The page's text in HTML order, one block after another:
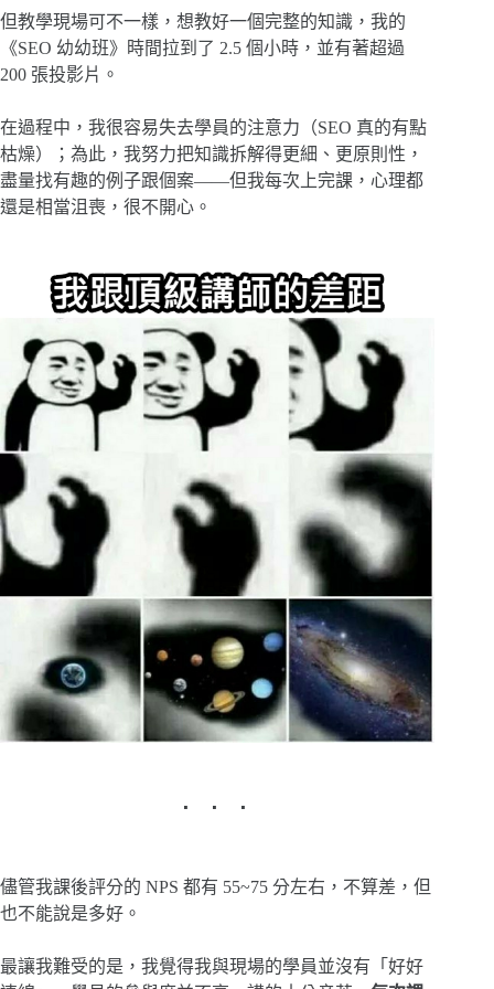
但教學現場可不一樣，想教好一個完整的知識，我的
《SEO 幼幼班》時間拉到了 2.5 個小時，並有著超過
200 張投影片。
在過程中，我很容易失去學員的注意力（SEO 真的有點
枯燥）；為此，我努力把知識拆解得更細、更原則性，
盡量找有趣的例子跟個案——但我每次上完課，心理都
還是相當沮喪，很不開心。
儘管我課後評分的 NPS 都有 55~75 分左右，不算差，但
也不能說是多好。
最讓我難受的是，我覺得我與現場的學員並沒有「好好